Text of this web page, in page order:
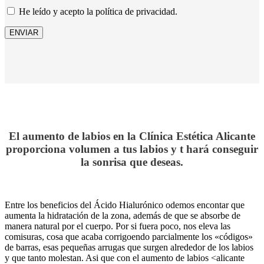
He leído y acepto la política de privacidad.
El aumento de labios en la Clínica Estética Alicante
proporciona volumen a tus labios y t hará conseguir
la sonrisa que deseas.
Entre los beneficios del Ácido Hialurónico odemos encontar que
aumenta la hidratación de la zona, además de que se absorbe de
manera natural por el cuerpo. Por si fuera poco, nos eleva las
comisuras, cosa que acaba corrigoendo parcialmente los «códigos»
de barras, esas pequeñas arrugas que surgen alrededor de los labios
y que tanto molestan. Asi que con el aumento de labios <alicante